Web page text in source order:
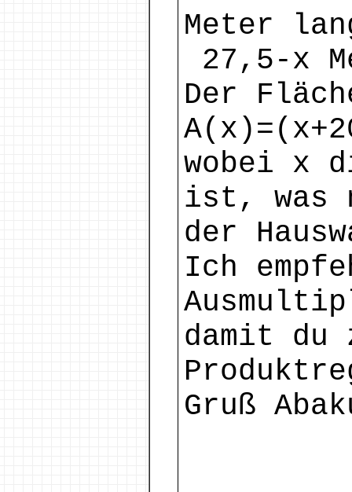
Meter
27,5-x
Der
wobei x
ist, was
der
Ich
damit du
Gruß